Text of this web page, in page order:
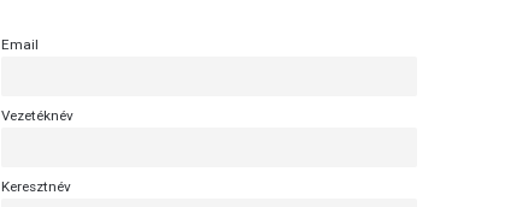
Email
Vezetéknév
Keresztnév